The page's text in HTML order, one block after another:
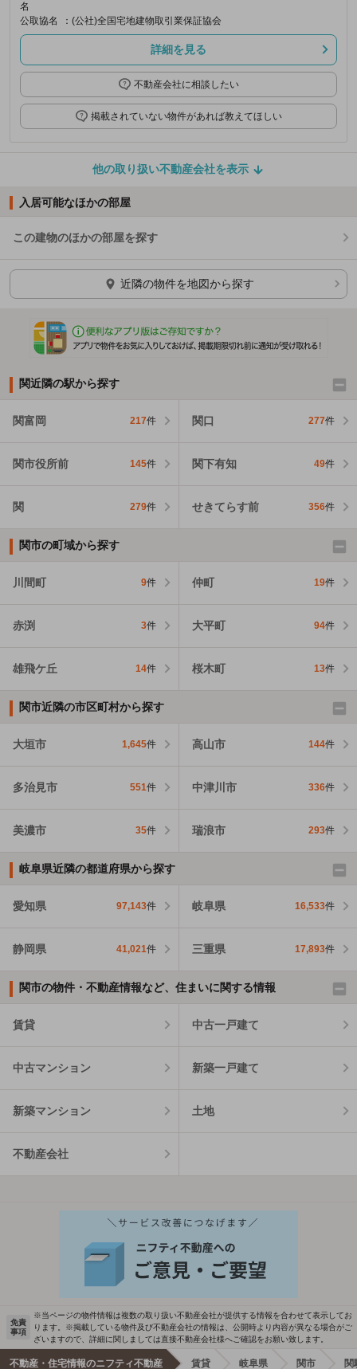
名
公取協名
：(公社)全国宅地建物取引業保証協会
詳細を見る
不動産会社に相談したい
掲載されていない物件があれば教えてほしい
他の取り扱い不動産会社を表示
入居可能なほかの部屋
この建物のほかの部屋を探す
ほかの部屋を検索中…
近隣の物件を地図から探す
関近隣の駅から探す
関富岡 217件 関口 277件
関市役所前 145件 関下有知 49件
関 279件 せきてらす前 356件
関市の町域から探す
川間町 9件 仲町 19件
赤渕 3件 大平町 94件
雄飛ケ丘 14件 桜木町 13件
関市近隣の市区町村から探す
大垣市 1,645件 高山市 144件
多治見市 551件 中津川市 336件
美濃市 35件 瑞浪市 293件
岐阜県近隣の都道府県から探す
愛知県 97,143件 岐阜県 16,533件
静岡県 41,021件 三重県 17,893件
関市の物件・不動産情報など、住まいに関する情報
賃貸 中古一戸建て
中古マンション 新築一戸建て
新築マンション 土地
不動産会社
免責
事項
※当ページの物件情報は複数の取り扱い不動産会社が提供する情報を合わせて表示してお
ります。※掲載している物件及び不動産会社の情報は、公開時より内容が異なる場合がご
ざいますので、詳細に関しましては直接不動産会社様へご確認をお願い致します。
不動産・住宅情報のニフティ不動産 賃貸 岐阜県 関市 関